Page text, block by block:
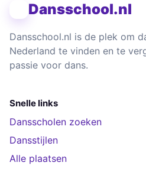
Dansschool.nl
Dansschool.nl is de plek om
Nederland te vinden en te
passie voor dans.
Snelle links
Dansscholen zoeken
Dansstijlen
Alle plaatsen